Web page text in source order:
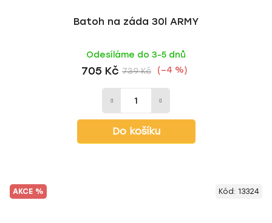
Batoh na záda 30l ARMY
Odesíláme do 3-5 dnů
705 Kč 739 Kč (–4 %)
Do košíku
AKCE % Kód: 13324